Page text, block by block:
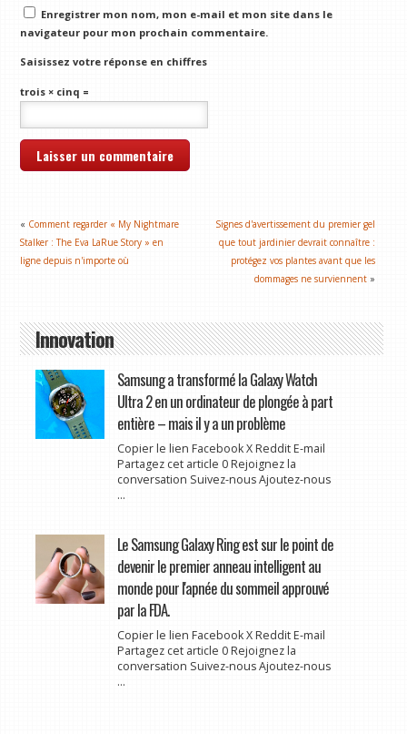
Enregistrer mon nom, mon e-mail et mon site dans le
navigateur pour mon prochain commentaire.
Saisissez votre réponse en chiffres
trois × cinq =
« Comment regarder « My Nightmare
Stalker : The Eva LaRue Story » en
ligne depuis n'importe où
Signes d'avertissement du premier gel
que tout jardinier devrait connaître :
protégez vos plantes avant que les
dommages ne surviennent »
Innovation
Samsung a transformé la Galaxy Watch
Ultra 2 en un ordinateur de plongée à part
entière – mais il y a un problème
Copier le lien Facebook X Reddit E-mail
Partagez cet article 0 Rejoignez la
conversation Suivez-nous Ajoutez-nous
...
Le Samsung Galaxy Ring est sur le point de
devenir le premier anneau intelligent au
monde pour l'apnée du sommeil approuvé
par la FDA.
Copier le lien Facebook X Reddit E-mail
Partagez cet article 0 Rejoignez la
conversation Suivez-nous Ajoutez-nous
...